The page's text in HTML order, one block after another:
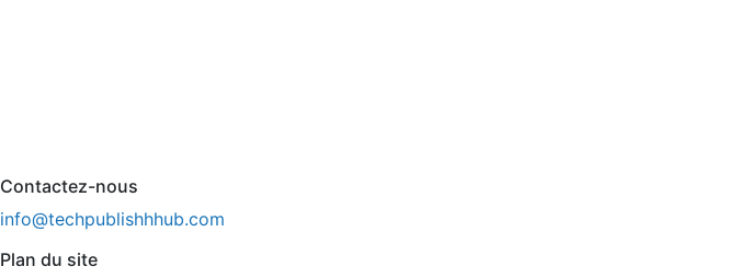
Contactez-nous
info@techpublishhhub.com
Plan du site